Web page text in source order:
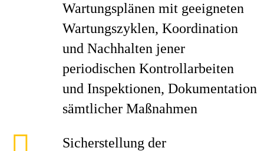
Wartungsplänen mit geeigneten
Wartungszyklen, Koordination
und Nachhalten jener
periodischen Kontrollarbeiten
und Inspektionen, Dokumentation
sämtlicher Maßnahmen
Sicherstellung der